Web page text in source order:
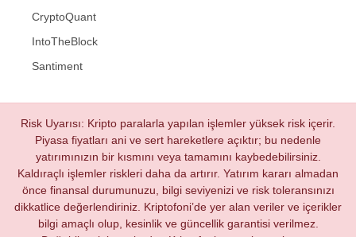
CryptoQuant
IntoTheBlock
Santiment
Risk Uyarısı: Kripto paralarla yapılan işlemler yüksek risk içerir.
Piyasa fiyatları ani ve sert hareketlere açıktır; bu nedenle
yatırımınızın bir kısmını veya tamamını kaybedebilirsiniz.
Kaldıraçlı işlemler riskleri daha da artırır. Yatırım kararı almadan
önce finansal durumunuzu, bilgi seviyenizi ve risk toleransınızı
dikkatlice değerlendiriniz. Kriptofoni’de yer alan veriler ve içerikler
bilgi amaçlı olup, kesinlik ve güncellik garantisi verilmez.